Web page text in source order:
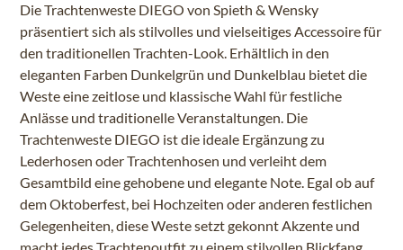
Die Trachtenweste DIEGO von Spieth & Wensky
präsentiert sich als stilvolles und vielseitiges Accessoire für
den traditionellen Trachten-Look. Erhältlich in den
eleganten Farben Dunkelgrün und Dunkelblau bietet die
Weste eine zeitlose und klassische Wahl für festliche
Anlässe und traditionelle Veranstaltungen. Die
Trachtenweste DIEGO ist die ideale Ergänzung zu
Lederhosen oder Trachtenhosen und verleiht dem
Gesamtbild eine gehobene und elegante Note. Egal ob auf
dem Oktoberfest, bei Hochzeiten oder anderen festlichen
Gelegenheiten, diese Weste setzt gekonnt Akzente und